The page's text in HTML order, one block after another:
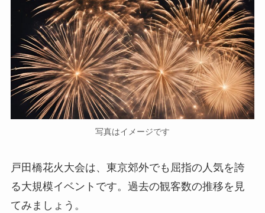
写真はイメージです
戸田橋花火大会は、東京郊外でも屈指の人気を誇
る大規模イベントです。過去の観客数の推移を見
てみましょう。